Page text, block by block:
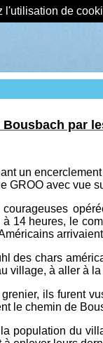
de
par
un
GROO avec vue
14 heures, le
des chars
à aller à
ils furent
le chemin de
population du